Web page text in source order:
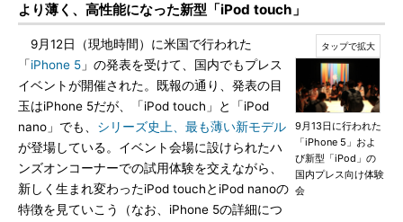
より薄く、高性能になった新型「iPod touch」
9月13日に行われた
「iPhone 5」およ
び新型「iPod」の
国内プレス向け体験
会
9月12日（現地時間）に米国で行われた
「iPhone 5 」の発表を受けて、国内でもプレス
イベントが開催された。既報の通り、発表の目
玉はiPhone 5だが、「iPod touch」と「iPod
nano」でも、 シリーズ史上、最も薄い新モデル
が登場している。イベント会場に設けられたハ
ンズオンコーナーでの試用体験を交えながら、
新しく生まれ変わったiPod touchとiPod nanoの
特徴を見ていこう（なお、iPhone 5の詳細につ